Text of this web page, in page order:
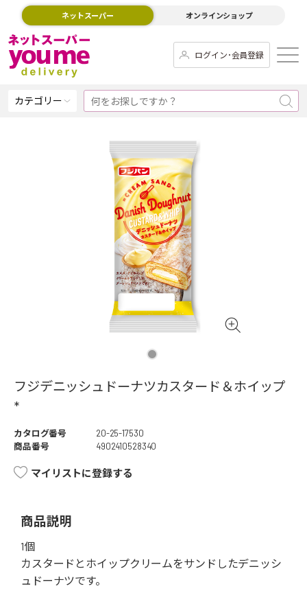
ネットスーパー オンラインショップ
ログイン･会員登録
カテゴリー
フジデニッシュドーナツカスタード＆ホイップ
*
カタログ番号
20-25-17530
商品番号
4902410528340
マイリストに登録する
商品説明
1個
カスタードとホイップクリームをサンドしたデニッシ
ュドーナツです。